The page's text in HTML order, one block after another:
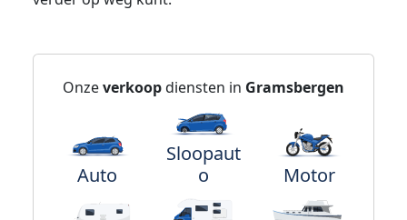
Onzeverkoopdiensten in Gramsbergen
Auto
Sloopaut
o
Motor